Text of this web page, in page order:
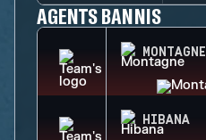
AGENTS BANNIS
MONTAGNE
HIBANA